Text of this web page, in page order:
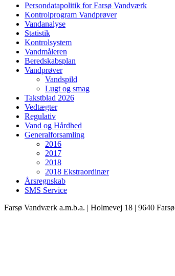
Persondatapolitik for Farsø Vandværk
Kontrolprogram Vandprøver
Vandanalyse
Statistik
Kontrolsystem
Vandmåleren
Beredskabsplan
Vandprøver
Vandspild
Lugt og smag
Takstblad 2026
Vedtægter
Regulativ
Vand og Hårdhed
Generalforsamling
2016
2017
2018
2018 Ekstraordinær
Årsregnskab
SMS Service
Farsø Vandværk a.m.b.a. | Holmevej 18 | 9640